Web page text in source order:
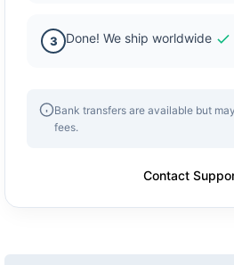
3 Done! We ship worldwide
Bank transfers are available but
fees.
Contact